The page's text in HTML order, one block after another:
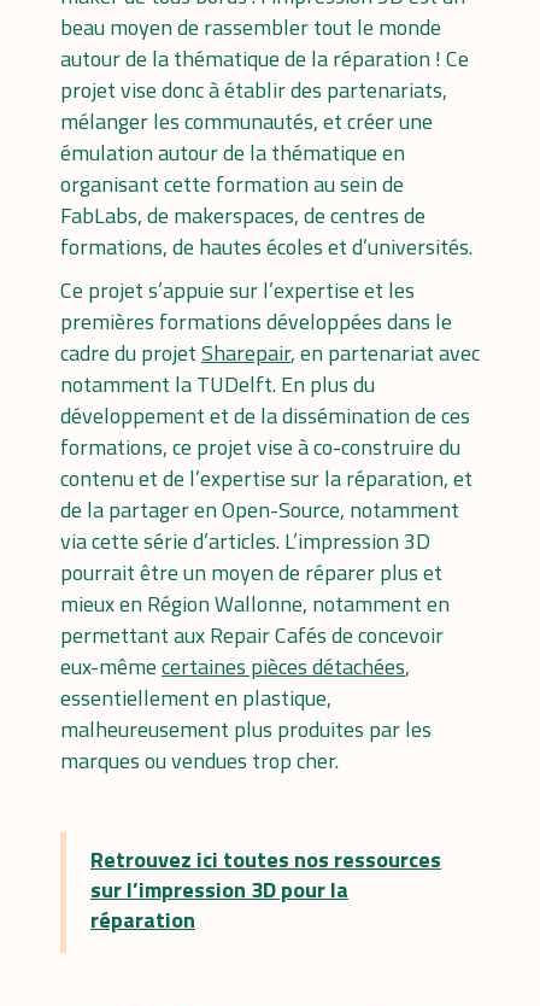
beau moyen de rassembler tout le monde
autour de la thématique de la réparation ! Ce
projet vise donc à établir des partenariats,
mélanger les communautés, et créer une
émulation autour de la thématique en
organisant cette formation au sein de
FabLabs, de makerspaces, de centres de
formations, de hautes écoles et d’universités.
Ce projet s’appuie sur l’expertise et les
premières formations développées dans le
cadre du projetSharepair, en partenariat avec
notamment la TUDelft. En plus du
développement et de la dissémination de ces
formations, ce projet vise à co-construire du
contenu et de l’expertise sur la réparation, et
de la partager en Open-Source, notamment
via cette série d’articles. L’impression 3D
pourrait être un moyen de réparer plus et
mieux en Région Wallonne, notamment en
permettant aux Repair Cafés de concevoir
eux-mêmecertaines pièces détachées,
essentiellement en plastique,
malheureusement plus produites par les
marques ou vendues trop cher.
Retrouvez ici toutes nos ressources
sur l’impression 3D pour la
réparation